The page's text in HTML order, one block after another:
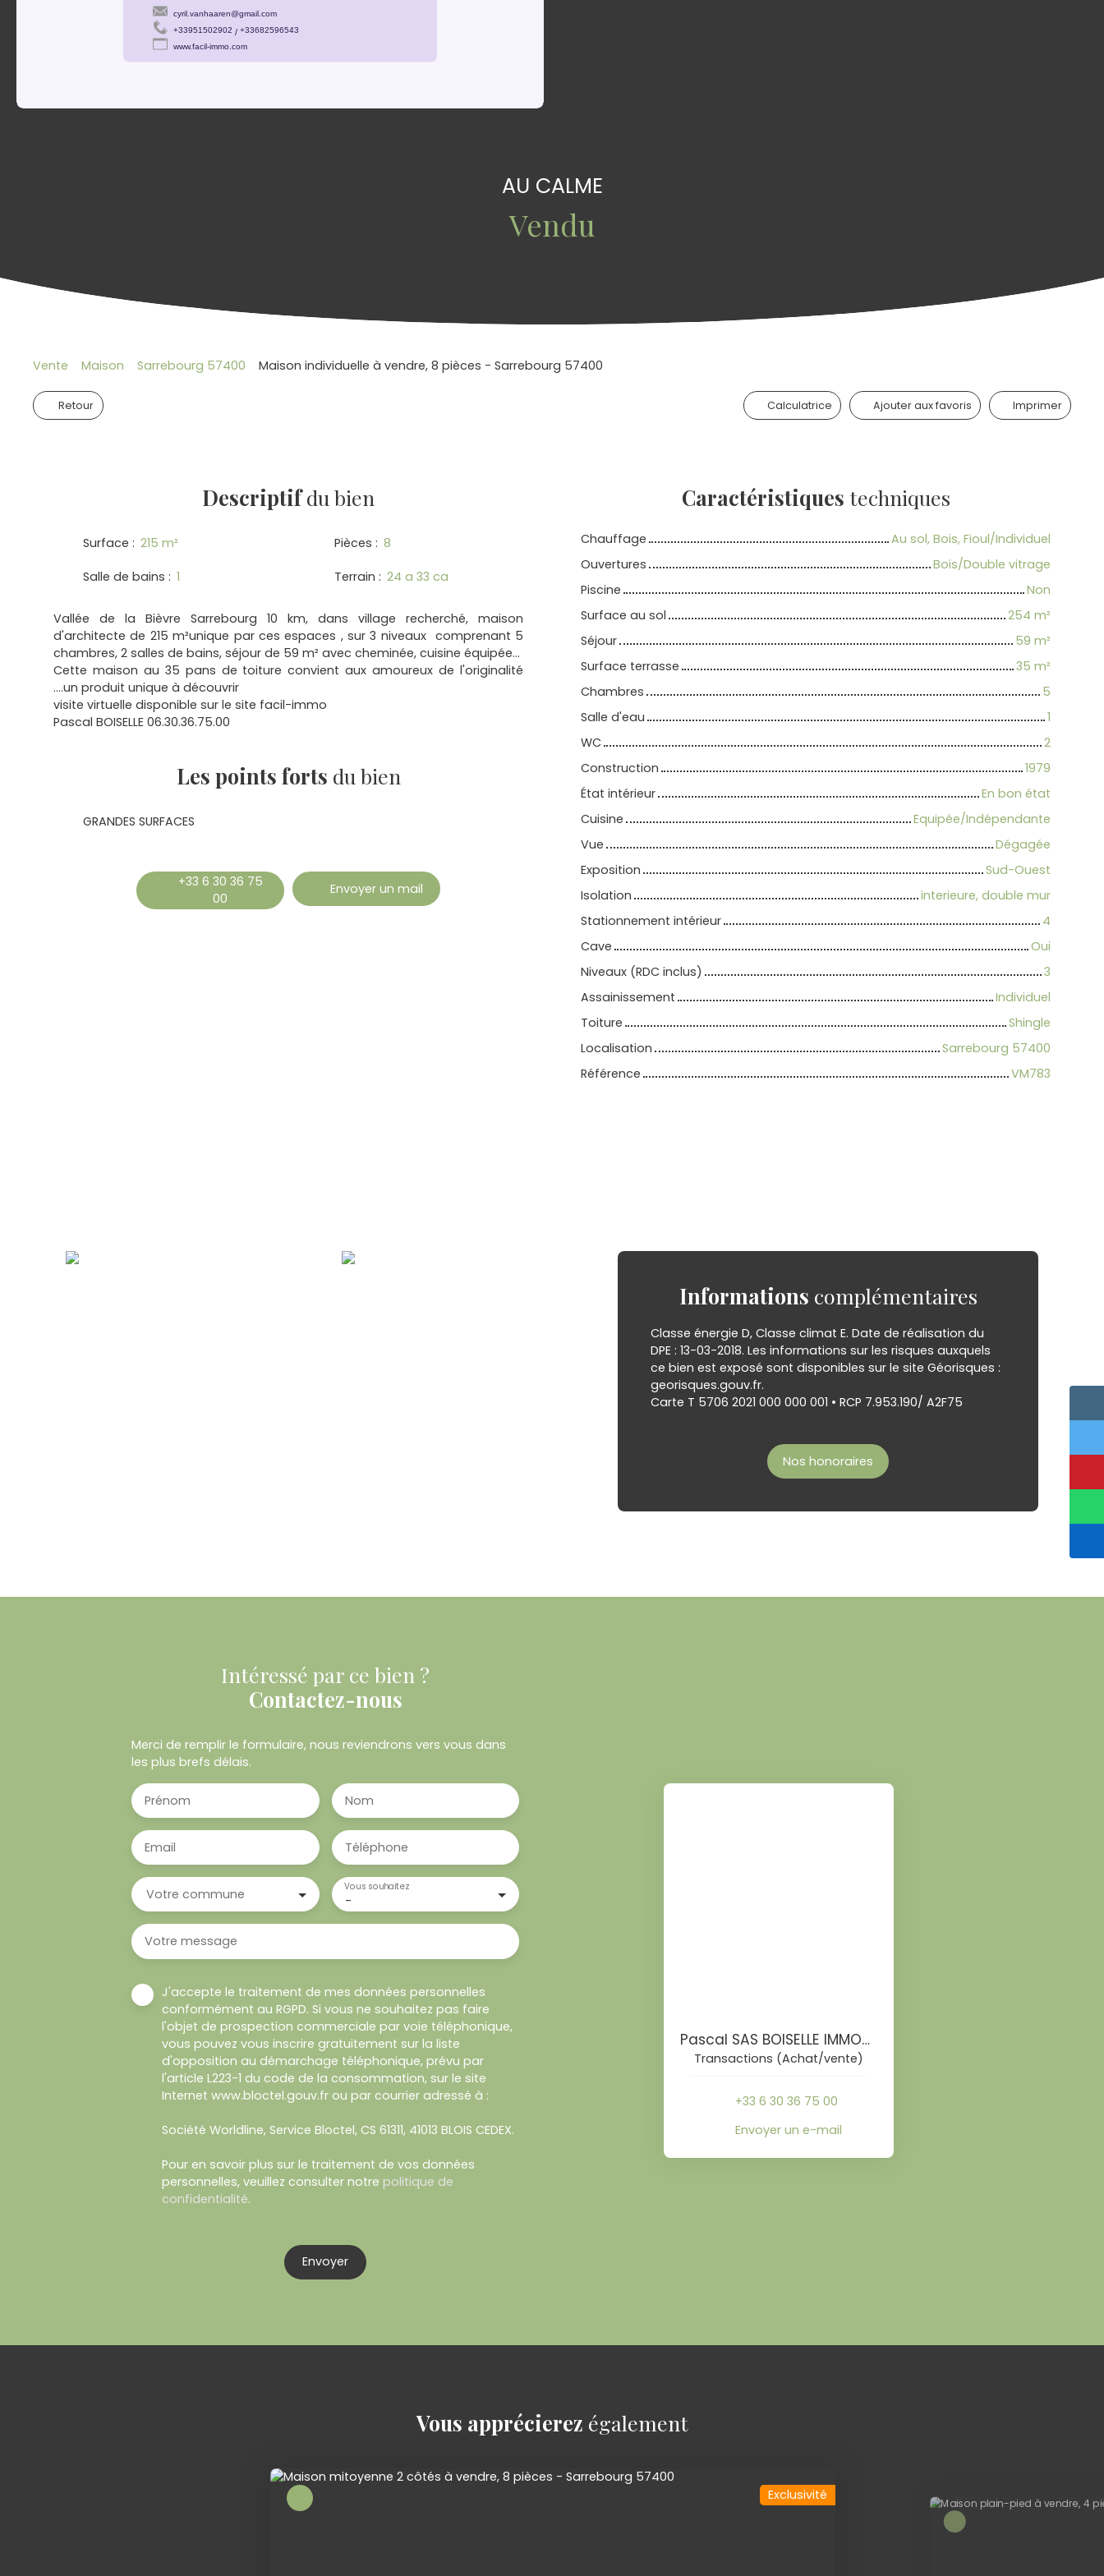
AU CALME
Vendu
Vente Maison Sarrebourg 57400 Maison individuelle à vendre, 8 pièces - Sarrebourg 57400
Retour Calculatrice Ajouter aux favoris Imprimer
Descriptifdu bien
Surface : 215 m² Pièces : 8
Salle de bains : 1 Terrain : 24 a 33 ca
Vallée de la Bièvre Sarrebourg 10 km, dans village recherché, maison
d'architecte de 215 m²unique par ces espaces , sur 3 niveaux comprenant 5
chambres, 2 salles de bains, séjour de 59 m² avec cheminée, cuisine équipée...
Cette maison au 35 pans de toiture convient aux amoureux de l'originalité
....un produit unique à découvrir
visite virtuelle disponible sur le site facil-immo
Pascal BOISELLE 06.30.36.75.00
Les points forts du bien
GRANDES SURFACES
+33 6 30 36 75
00
Envoyer un mail
Caractéristiques techniques
Chauffage
Au sol, Bois, Fioul/Individuel
Ouvertures
Bois/Double vitrage
Piscine
Non
Surface au sol
254 m²
Séjour
59 m²
Surface terrasse
35 m²
Chambres
5
Salle d'eau
1
WC
2
Construction
1979
État intérieur
En bon état
Cuisine
Equipée/Indépendante
Vue
Dégagée
Exposition
Sud-Ouest
Isolation
interieure, double mur
Stationnement intérieur
4
Cave
Oui
Niveaux (RDC inclus)
3
Assainissement
Individuel
Toiture
Shingle
Localisation
Sarrebourg 57400
Référence
VM783
Informations complémentaires
Classe énergie D, Classe climat E. Date de réalisation du
DPE : 13-03-2018. Les informations sur les risques auxquels
ce bien est exposé sont disponibles sur le site Géorisques :
georisques.gouv.fr.
Carte T 5706 2021 000 000 001 • RCP 7.953.190/ A2F75
Nos honoraires
Intéressé par ce bien ?
Contactez-nous
Merci de remplir le formulaire, nous reviendrons vers vous dans
les plus brefs délais.
Prénom Nom
Email Téléphone
Votre commune -
Vous souhaitez
Votre message
J'accepte le traitement de mes données personnelles
conformément au RGPD. Si vous ne souhaitez pas faire
l'objet de prospection commerciale par voie téléphonique,
vous pouvez vous inscrire gratuitement sur la liste
d'opposition au démarchage téléphonique, prévu par
l'article L223-1 du code de la consommation, sur le site
Internet www.bloctel.gouv.fr ou par courrier adressé à :
Société Worldline, Service Bloctel, CS 61311, 41013 BLOIS CEDEX.
Pour en savoir plus sur le traitement de vos données
personnelles, veuillez consulter notre politique de
confidentialité.
Envoyer
Pascal SAS BOISELLE IMMOBILIER
Transactions (Achat/vente)
+33 6 30 36 75 00
Envoyer un e-mail
Vous apprécierez également
Exclusivité